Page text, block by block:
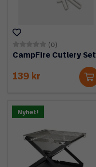
(0)
CampFire Cutlery Set
139 kr
Nyhet!